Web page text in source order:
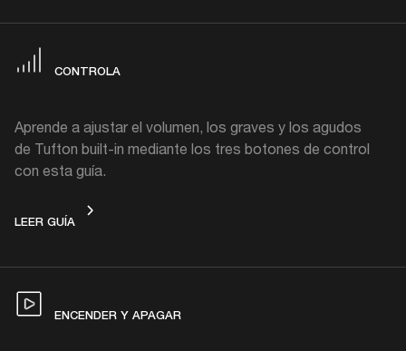
CONTROLA
Aprende a ajustar el volumen, los graves y los agudos
de Tufton built-in mediante los tres botones de control
con esta guía.
LEER GUÍACONTROLA
ENCENDER Y APAGAR